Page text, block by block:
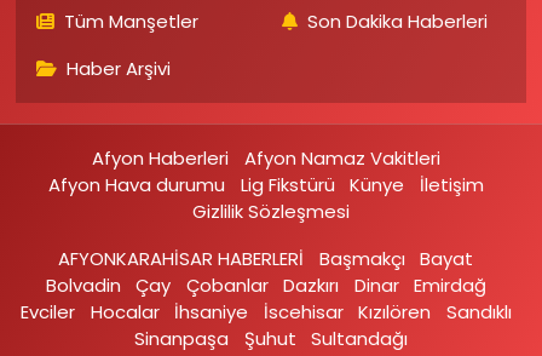
Tüm Manşetler
Son Dakika Haberleri
Haber Arşivi
Afyon Haberleri
Afyon Namaz Vakitleri
Afyon Hava durumu
Lig Fikstürü Künye
İletişim
Gizlilik Sözleşmesi
AFYONKARAHİSAR HABERLERİ
Başmakçı
Bayat
Bolvadin
Çay Çobanlar Dazkırı Dinar Emirdağ‎
Evciler‎
Hocalar İhsaniye‎ İscehisar Kızılören‎
Sandıklı‎
Sinanpaşa
Şuhut Sultandağı